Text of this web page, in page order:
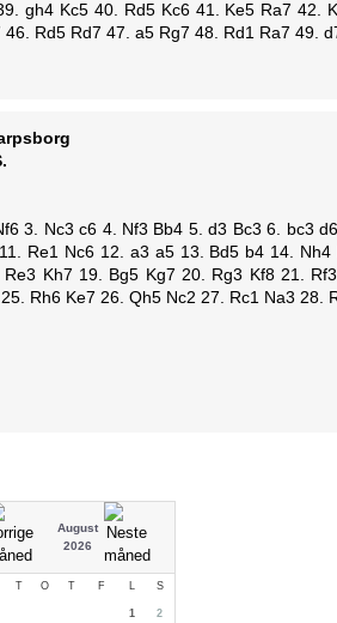
August
2026
T O T F L S
1 2